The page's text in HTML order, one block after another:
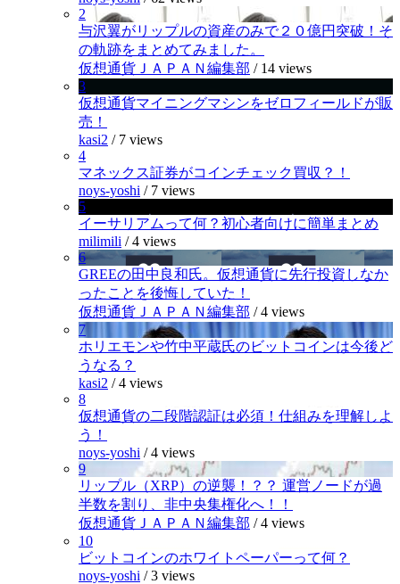
2
与沢翼がリップルの資産のみで２０億円突破！そ
の軌跡をまとめてみました。
仮想通貨ＪＡＰＡＮ編集部 / 14 views
3
仮想通貨マイニングマシンをゼロフィールドが販
売！
kasi2 / 7 views
4
マネックス証券がコインチェック買収？！
noys-yoshi / 7 views
5
イーサリアムって何？初心者向けに簡単まとめ
milimili /4 views
6
GREEの田中良和氏。仮想通貨に先行投資しなか
ったことを後悔していた！
仮想通貨ＪＡＰＡＮ編集部 /4 views
7
ホリエモンや竹中平蔵氏のビットコインは今後ど
うなる？
kasi2 /4 views
8
仮想通貨の二段階認証は必須！仕組みを理解しよ
う！
noys-yoshi /4 views
9
リップル（XRP）の逆襲！？？ 運営ノードが過
半数を割り、非中央集権化へ！！
仮想通貨ＪＡＰＡＮ編集部 /4 views
10
ビットコインのホワイトペーパーって何？
noys-yoshi /3 views